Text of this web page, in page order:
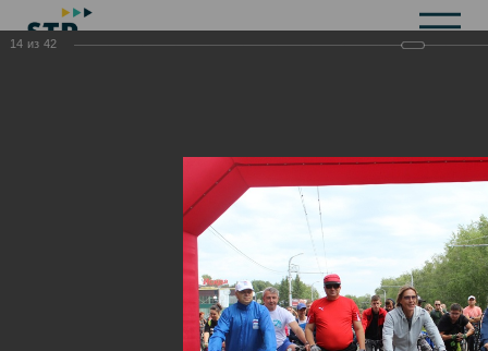
Карта города
Справочная информация
Территориальные органы и представительства
Актуальная информация Открытые данные
14 из 42